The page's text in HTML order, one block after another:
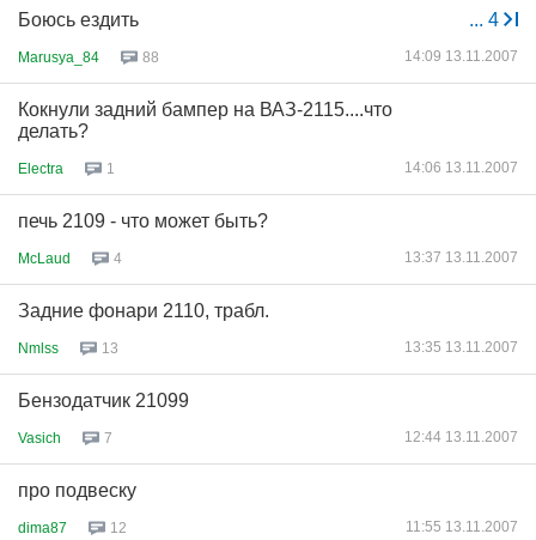
... 4
Боюсь ездить
Marusya_84 88 14:09 13.11.2007
Кокнули задний бампер на ВАЗ-2115....что
делать?
Electra 1 14:06 13.11.2007
печь 2109 - что может быть?
McLaud 4 13:37 13.11.2007
Задние фонари 2110, трабл.
Nmlss 13 13:35 13.11.2007
Бензодатчик 21099
Vasich 7 12:44 13.11.2007
про подвеску
dima87 12 11:55 13.11.2007